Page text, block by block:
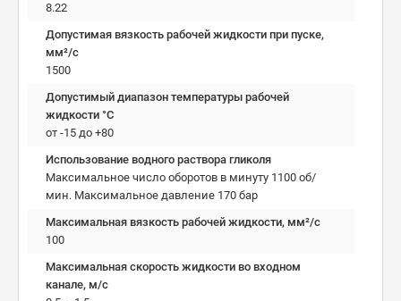
8.22
Допустимая вязкость рабочей жидкости при пуске,
мм²/c
1500
Допустимый диапазон температуры рабочей
жидкости °C
от -15 до +80
Использование водного раствора гликоля
Максимальное число оборотов в минуту 1100 об/
мин. Максимальное давление 170 бар
Максимальная вязкость рабочей жидкости, мм²/c
100
Максимальная скорость жидкости во входном
канале, м/с